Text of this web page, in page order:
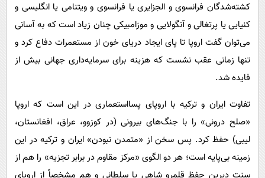
کشته‌شدگان فرانسوی و الجزایری یا فرانسوی و ویتنامی یا انگلیسی و
کنیایی یا پرتغالی و آنگولایی و موزامبیکی چنان زیاد است که به آسانی
می‌توان گفت اروپا تا پای ایجاد دریای خون از مستعمرات دفاع کرد و
تنها زمانی عقب نشست که هزینه برای سرمایه‌داری جهانی بیش از
فایده شد.
تفاوت ایران و ترکیه با اروپای پسااستعماری در این است که اروپا
«صلح درونی» را با جنگ‌های بیرونی (در کوزوو، عراق، افغانستان،
لیبی) حفظ کرد. پس سخن از «متمدن نبودن» ایران و ترکیه در این
زمینه بی‌پایه است؛ هر دو الگوی «مرکز مقاوم در برابر تجزیه» را هم از